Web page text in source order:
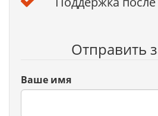
Отправить
Ваше имя